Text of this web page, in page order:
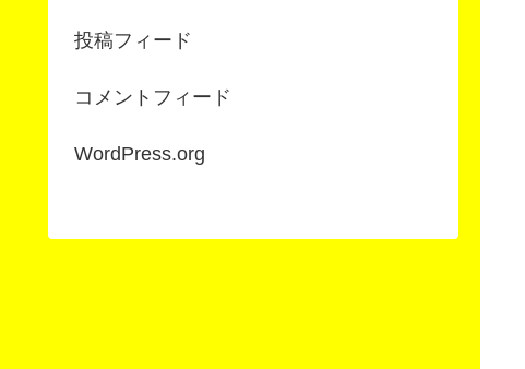
投稿フィード
コメントフィード
WordPress.org